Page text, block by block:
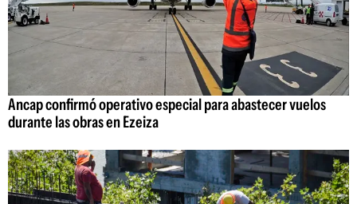
Ancap confirmó operativo especial para abastecer vuelos
durante las obras en Ezeiza